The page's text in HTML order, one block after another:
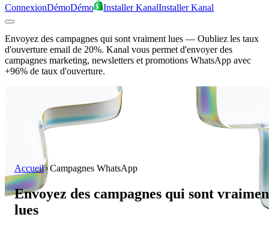
ConnexionDémoDémo Installer KanalInstaller Kanal
Envoyez des campagnes qui sont vraiment lues — Oubliez les taux
d'ouverture email de 20%. Kanal vous permet d'envoyer des
campagnes marketing, newsletters et promotions WhatsApp avec
+96% de taux d'ouverture.
Accueil Campagnes WhatsApp
Envoyez des campagnes qui sont
lues